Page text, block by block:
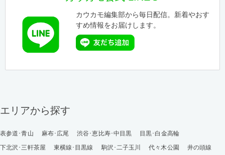
カウカモ編集部から毎日配信。新着やおす
すめ情報をお届けします。
エリアから探す
表参道･青山 麻布･広尾 渋谷･恵比寿･中目黒
目黒･白金高輪
下北沢･三軒茶屋
東横線･目黒線 駒沢･二子玉川 代々木公園
井の頭線